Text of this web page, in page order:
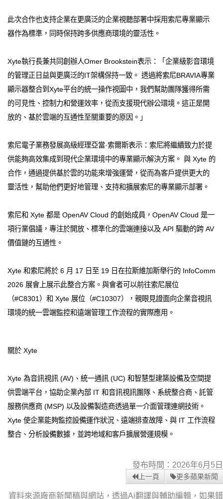
此次合作也支持企業在更廣泛的企業視聽部署中採用索尼專業顯示
器作為標準，同時保持跨多供應商環境的靈活性。
Xyte執行長兼共同創辦人Omer Brookstein表示：「企業級影音環境
的管理正日益與更廣泛的IT架構保持一致。 透過將索尼BRAVIA專業
顯示器整合到Xyte平台的統一操作視圖中，我們幫助團隊獲得所需
的可見性、控制力和營運效率，從而支援現代辦公環境。這正是開
放的、基於雲端的互通性至關重要的原因。」
索尼電子業務發展高級經理亞當·索爾斯表示：索尼將繼續致力於提
供能夠高效集成到現代企業環境中的專業顯示解決方案。 與 Xyte 的
合作，通過提供基於雲的功能來增強運營，從而為客戶提供更大的
靈活性，幫助他們更好地管理、支持和擴展索尼的專業顯示部署。
索尼和 Xyte 都是 OpenAV Cloud 的創始成員，OpenAV Cloud 是一
項行業倡議，專注於開放、標準化的雲端連接以及 API 驅動的跨 AV
價值鏈的互通性。
Xyte 和索尼將於 6 月 17 日至 19 日在拉斯維加斯舉行的 InfoComm
2026 展會上展示此整合方案。與會者可以前往索尼展位
（#C8301）和 Xyte 展位（#C10307），親眼見證面向企業音視訊
環境的統一雲端監控和遠端管理工作流程的實際應用。
關於 Xyte
Xyte 為音訊視訊 (AV)、統一通訊 (UC) 和智慧型建築設備及空間提
供雲端平台，協助企業內部 IT 和音訊視訊團隊、系統整合商、託管
服務供應商 (MSP) 以及設備製造商透過單一介面管理連網技術。
Xyte 使企業能夠監控設備運作狀況、遠端排查故障、與 IT 工作流程
整合、分析設備數據，並跨地域和客戶擴展營運規模。
發布時間：2026年6月5日
上一頁 更多蘋果新聞
資料來源廠商新聞稿與網站，透過Ai翻譯與輔助編輯，如果錯